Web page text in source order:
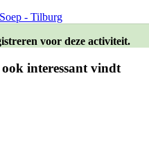
- Tilburg
voor deze activiteit.
interessant vindt